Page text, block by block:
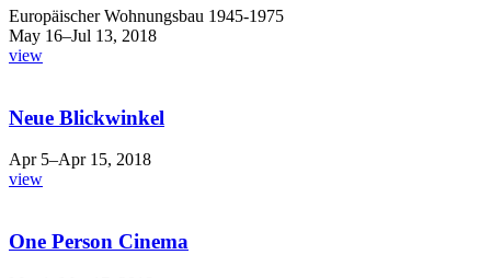
Europäischer Wohnungsbau 1945-1975
May 16–Jul 13, 2018
view
Neue Blickwinkel
Apr 5–Apr 15, 2018
view
One Person Cinema